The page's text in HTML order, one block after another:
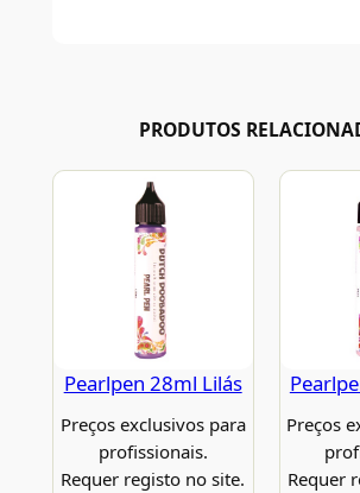
PRODUTOS
Pearlpen 28ml Lilás
Preços exclusivos para
profissionais.
Requer registo no site.
Preços
Requer